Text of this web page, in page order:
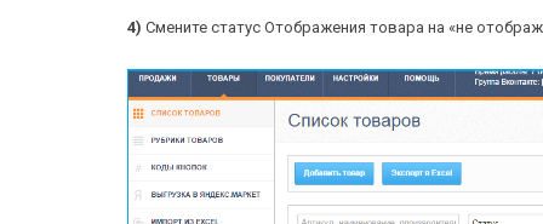
4) Смените статус Отображения товара на «не